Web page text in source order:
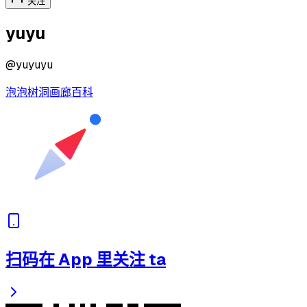
yuyu
@yuyuyu
泡泡树洞画廊百科
扫码在 App 里关注 ta